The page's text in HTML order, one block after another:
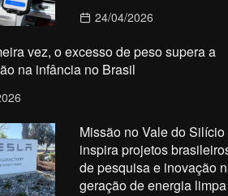
24/04/2026
vez, o excesso de peso supera a
na infância no Brasil
Missão no Vale do Silício
inspira projetos
de pesquisa e inovação
geração de energia limpa